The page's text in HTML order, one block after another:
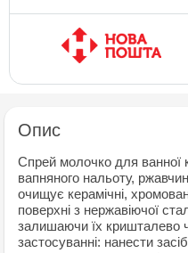
Опис
Спрей молочко для ванної
вапняного нальоту,
очищує керамічні,
поверхні з нержавіючої
залишаючи їх кришталево
застосуванні: нанести